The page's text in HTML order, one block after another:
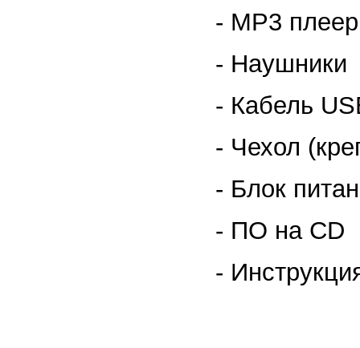
- MP3
- Наушники
- Кабель
- Чехол
- Блок
- ПО на CD
-